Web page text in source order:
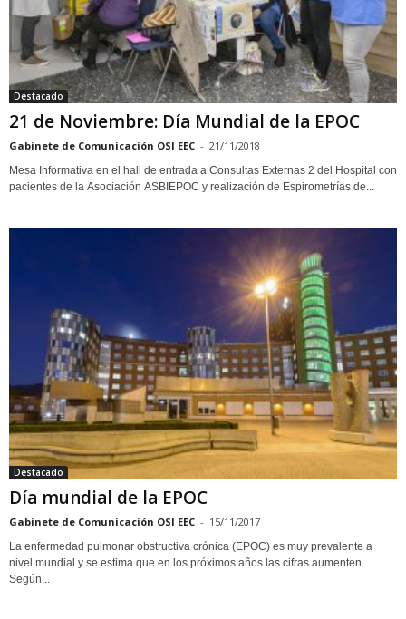
Destacado
21 de Noviembre: Día Mundial de la EPOC
Gabinete de Comunicación OSI EEC - 21/11/2018
Mesa Informativa en el hall de entrada a Consultas Externas 2 del Hospital con
pacientes de la Asociación ASBIEPOC y realización de Espirometrías de...
Destacado
Día mundial de la EPOC
Gabinete de Comunicación OSI EEC - 15/11/2017
La enfermedad pulmonar obstructiva crónica (EPOC) es muy prevalente a
nivel mundial y se estima que en los próximos años las cifras aumenten.
Según...